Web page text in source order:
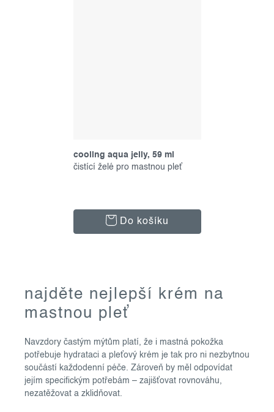
cooling aqua jelly, 59 ml
čistící želé pro mastnou pleť
Do košíku
najděte nejlepší krém na
mastnou pleť
Navzdory častým mýtům platí, že i mastná pokožka
potřebuje hydrataci a pleťový krém je tak pro ni nezbytnou
součástí každodenní péče. Zároveň by měl odpovídat
jejím specifickým potřebám – zajišťovat rovnováhu,
nezatěžovat a zklidňovat.